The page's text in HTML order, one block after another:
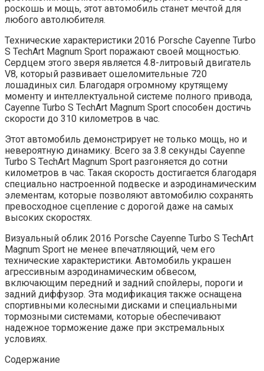
роскошь и мощь, этот автомобиль станет мечтой для
любого автолюбителя.
Технические характеристики 2016 Porsche Cayenne Turbo
S TechArt Magnum Sport поражают своей мощностью.
Сердцем этого зверя является 4.8-литровый двигатель
V8, который развивает ошеломительные 720
лошадиных сил. Благодаря огромному крутящему
моменту и интеллектуальной системе полного привода,
Cayenne Turbo S TechArt Magnum Sport способен достичь
скорости до 310 километров в час.
Этот автомобиль демонстрирует не только мощь, но и
невероятную динамику. Всего за 3.8 секунды Cayenne
Turbo S TechArt Magnum Sport разгоняется до сотни
километров в час. Такая скорость достигается благодаря
специально настроенной подвеске и аэродинамическим
элементам, которые позволяют автомобилю сохранять
превосходное сцепление с дорогой даже на самых
высоких скоростях.
Визуальный облик 2016 Porsche Cayenne Turbo S TechArt
Magnum Sport не менее впечатляющий, чем его
технические характеристики. Автомобиль украшен
агрессивным аэродинамическим обвесом,
включающим передний и задний спойлеры, пороги и
задний диффузор. Эта модификация также оснащена
спортивными колесными дисками и специальными
тормозными системами, которые обеспечивают
надежное торможение даже при экстремальных
условиях.
Содержание